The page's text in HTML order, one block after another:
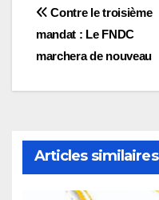
Navigation
de
l’article
Contre le troisième
mandat : Le FNDC
marchera de nouveau
Articles similaires